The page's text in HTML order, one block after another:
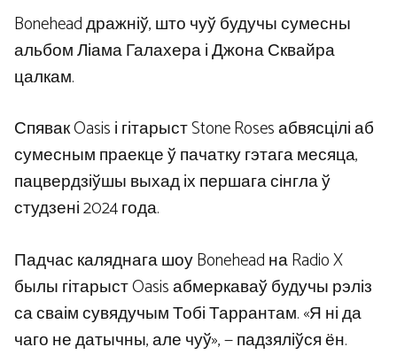
Bonehead дражніў, што чуў будучы сумесны
альбом Ліама Галахера і Джона Сквайра
цалкам.
Спявак Oasis і гітарыст Stone Roses абвясцілі аб
сумесным праекце ў пачатку гэтага месяца,
пацвердзіўшы выхад іх першага сінгла ў
студзені 2024 года.
Падчас каляднага шоу Bonehead на Radio X
былы гітарыст Oasis абмеркаваў будучы рэліз
са сваім сувядучым Тобі Таррантам. «Я ні да
чаго не датычны, але чуў», — падзяліўся ён.